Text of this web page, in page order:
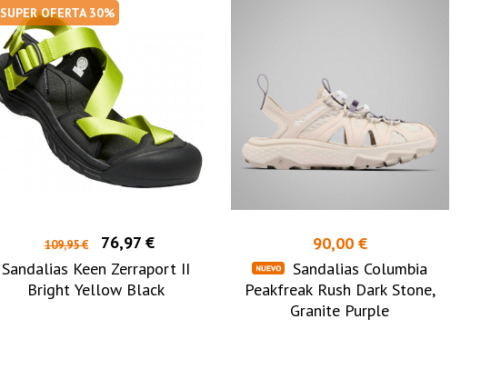
SUPER OFERTA 30%
109,95 €
76,97 €
Sandalias Keen Zerraport II
Bright Yellow Black
90,00 €
Sandalias Columbia
Peakfreak Rush Dark Stone,
Granite Purple